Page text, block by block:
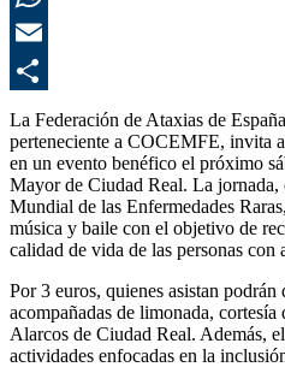
La Federación de Ataxias de
perteneciente a COCEMFE, invita
en un evento benéfico el próximo
Mayor de Ciudad Real. La
Mundial de las Enfermedades
música y baile con el objetivo de
calidad de vida de las personas con
Por 3 euros, quienes asistan podrán
acompañadas de limonada, cortesía
Alarcos de Ciudad Real. Además,
actividades enfocadas en la